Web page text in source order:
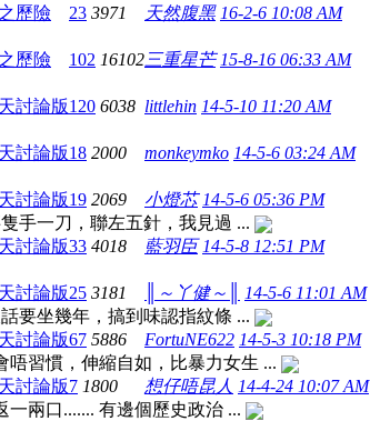
歷險 23 3971 天然腹黑 16-2-6 10:08 AM
歷險 102 16102 三重星芒 15-8-16 06:33 AM
討論版120 6038 littlehin 14-5-10 11:20 AM
討論版18 2000 monkeymko 14-5-6 03:24 AM
討論版19 2069 小燈芯 14-5-6 05:36 PM
手一刀，聯左五針，我見過 ...
討論版33 4018 藍羽臣 14-5-8 12:51 PM
討論版25 3181 ║～丫健～║
14-5-6 11:01 AM
要坐幾年，搞到味認指紋條 ...
討論版67 5886 FortuNE622 14-5-3 10:18 PM
習慣，伸縮自如，比暴力女生 ...
討論版7 1800 想仔唔昆人 14-4-24 10:07 AM
兩口....... 有邊個歷史政治 ...